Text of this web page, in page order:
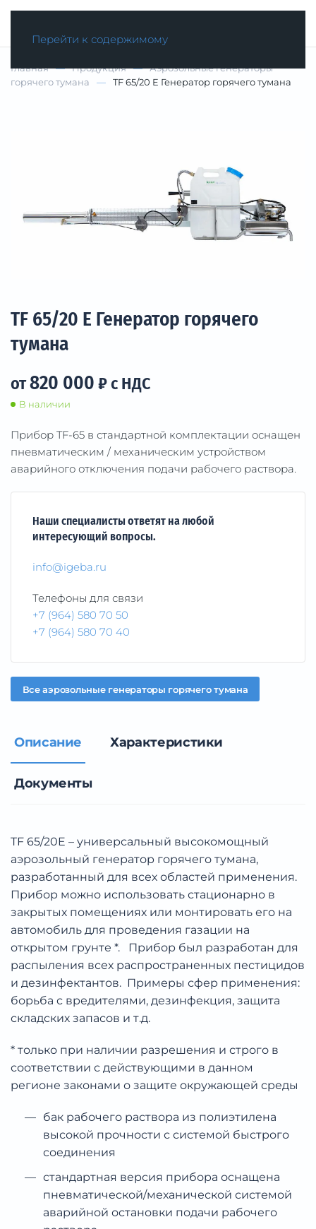
Перейти к содержимому
Главная Продукция
Аэрозольные генераторы
горячего тумана
TF 65/20 E Генератор горячего тумана
TF 65/20 E Генератор горячего
тумана
от820 000 ₽ с НДС
В наличии
Прибор TF-65 в стандартной комплектации оснащен
пневматическим / механическим устройством
аварийного отключения подачи рабочего раствора.
Наши специалисты ответят на любой
интересующий вопросы.
info@igeba.ru
Телефоны для связи
+7 (964) 580 70 50
+7 (964) 580 70 40
Всеаэрозольные генераторы горячего тумана
Описание Характеристики
Документы
TF 65/20E – универсальный высокомощный
аэрозольный генератор горячего тумана,
разработанный для всех областей применения.
Прибор можно использовать стационарно в
закрытых помещениях или монтировать его на
автомобиль для проведения газации на
открытом грунте *. Прибор был разработан для
распыления всех распространенных пестицидов
и дезинфектантов. Примеры сфер применения:
борьба с вредителями, дезинфекция, защита
складских запасов и т.д.
* только при наличии разрешения и строго в
соответствии с действующими в данном
регионе законами о защите окружающей среды
бак рабочего раствора из полиэтилена
высокой прочности с системой быстрого
соединения
стандартная версия прибора оснащена
пневматической/механической системой
аварийной остановки подачи рабочего